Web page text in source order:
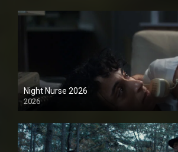
Night Nurse 2026
2026
1080P